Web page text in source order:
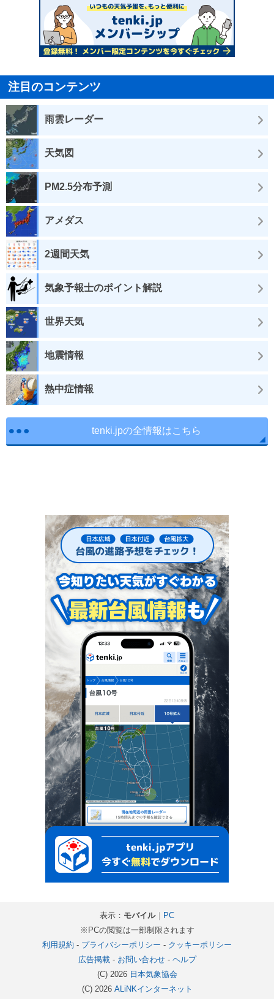
注目のコンテンツ
雨雲レーダー
天気図
PM2.5分布予測
アメダス
2週間天気
気象予報士のポイント解説
世界天気
地震情報
熱中症情報
tenki.jpの全情報はこちら
表示： モバイル｜
PC
※PCの閲覧は一部制限されます
利用規約 - プライバシーポリシー - クッキーポリシー
広告掲載- お問い合わせ- ヘルプ
(C) 2026 日本気象協会
(C) 2026 ALiNKインターネット